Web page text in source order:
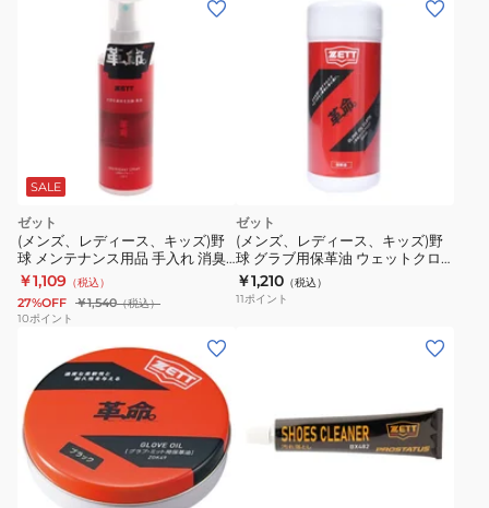
ジ
ェ
ル
ZPS219
形
か
わ
い
SALE
ゼット
(メンズ、レディース、キッズ)野
球 メンテナンス用品 手入れ 消臭
スプレー かわいのち ZOK19
￥1,109 （税込）
27%OFF ￥1,540（税込）
10ポイント
ゼット
(メンズ、レディース、キッズ)野
球 グラブ用保革油 ウェットクロ
ス 革、命。 ZOK609
￥1,210 （税込）
11ポイント
ズ、
レ
デ
ィ